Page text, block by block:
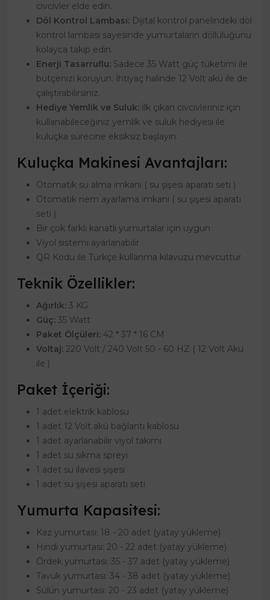
civcivler elde edin.
Döl Kontrol Lambası: Dijital kontrol panelindeki döl
kontrol lambası sayesinde yumurtaların döllülüğünü
kolayca takip edin.
Enerji Tasarruflu: Sadece 35 Watt güç tüketimi ile
bütçenizi koruyun. İhtiyaç halinde 12 Volt akü ile de
çalıştırabilirsiniz.
Hediye Yemlik ve Suluk: İlk çıkan civcivleriniz için
kullanabileceğiniz yemlik ve suluk hediyesi ile
kuluçka sürecine eksiksiz başlayın.
Kuluçka Makinesi Avantajları:
Otomatik su alma imkanı ( su şişesi aparatı seti )
Otomatik nem ayarlama imkanı ( su şişesi aparatı
seti )
Bir çok farklı kanatlı yumurtalar için uygun
Viyol sistemi ayarlanabilir
QR Kodu ile Türkçe kullanma kılavuzu mevcuttur
Teknik Özellikler:
Ağırlık: 3 KG
Güç: 35 Watt
Paket Ölçüleri: 42 * 37 * 16 CM
Voltaj: 220 Volt / 240 Volt 50 - 60 HZ ( 12 Volt Akü
ile )
Paket İçeriği:
1 adet elektrik kablosu
1 adet 12 Volt akü bağlantı kablosu
1 adet ayarlanabilir viyol takımı
1 adet su sıkma spreyi
1 adet su ilavesi şişesi
1 adet su şişesi aparatı seti
Yumurta Kapasitesi:
Kaz yumurtası: 18 - 20 adet (yatay yükleme)
Hindi yumurtası: 20 - 22 adet (yatay yükleme)
Ördek yumurtası: 35 - 37 adet (yatay yükleme)
Tavuk yumurtası: 34 - 38 adet (yatay yükleme)
Sülün yumurtası: 20 - 23 adet (yatay yükleme)